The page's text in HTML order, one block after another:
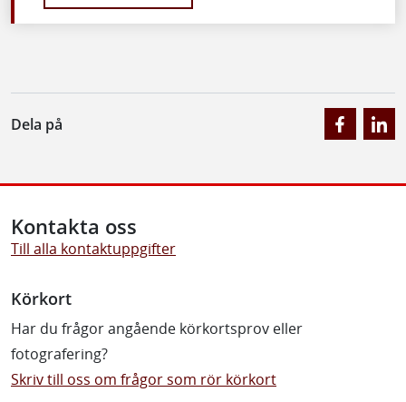
Dela på
Kontakta oss
Till alla kontaktuppgifter
Körkort
Har du frågor angående körkortsprov eller
fotografering?
Skriv till oss om frågor som rör körkort